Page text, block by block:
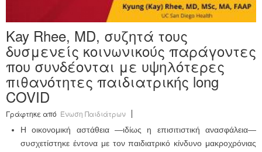
Kay Rhee, MD, συζητά τους
δυσμενείς κοινωνικούς παράγοντες
που συνδέονται με υψηλότερες
πιθανότητες παιδιατρικής long
COVID
Γράφτηκε από Ένωση Παιδιάτρων
Η οικονομική αστάθεια —ιδίως η επισιτιστική ανασφάλεια—
συσχετίστηκε έντονα με τον παιδιατρικό κίνδυνο μακροχρόνιας